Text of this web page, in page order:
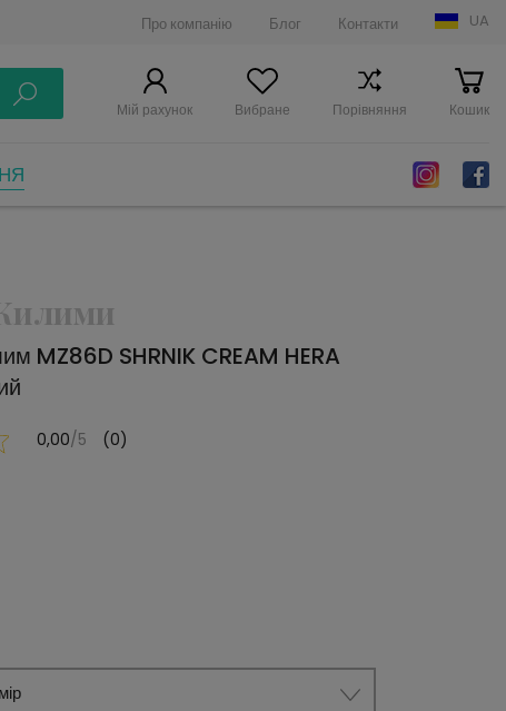
Про компанію Блог Контакти UA
Мій рахунок Вибране Порівняння Кошик
MZ86D SHRNIK CREAM HERA
0,00/5 (0)